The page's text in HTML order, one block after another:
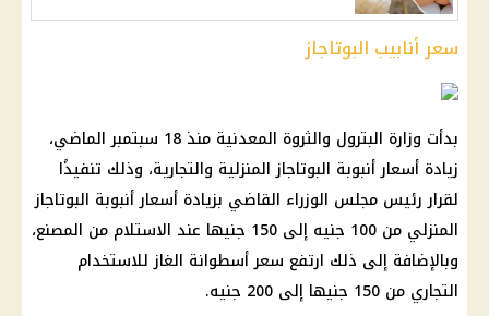
سعر أنابيب البوتاجاز
بدأت وزارة البترول والثروة المعدنية منذ 18 سبتمبر الماضي،
زيادة أسعار أنبوبة البوتاجاز المنزلية والتجارية، وذلك تنفيذًا
لقرار رئيس مجلس الوزراء القاضي بزيادة أسعار أنبوبة البوتاجاز
المنزلي من 100 جنيه إلى 150 جنيها عند الاستلام من المصنع،
وبالإضافة إلى ذلك ارتفع سعر أسطوانة الغاز للاستخدام
التجاري من 150 جنيها إلى 200 جنيه.